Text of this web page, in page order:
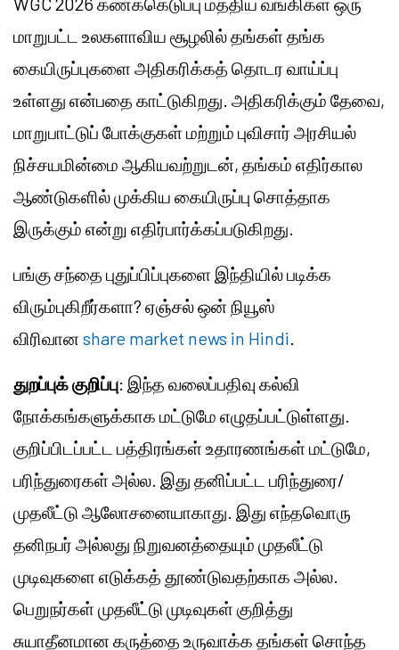
மாறுபட்ட உலகளாவிய சூழலில் தங்கள் தங்க
கையிருப்புகளை அதிகரிக்கத் தொடர வாய்ப்பு
உள்ளது என்பதை காட்டுகிறது. அதிகரிக்கும் தேவை,
மாறுபாட்டுப் போக்குகள் மற்றும் புவிசார் அரசியல்
நிச்சயமின்மை ஆகியவற்றுடன், தங்கம் எதிர்கால
ஆண்டுகளில் முக்கிய கையிருப்பு சொத்தாக
இருக்கும் என்று எதிர்பார்க்கப்படுகிறது.
பங்கு சந்தை புதுப்பிப்புகளை இந்தியில் படிக்க
விரும்புகிறீர்களா? ஏஞ்சல் ஒன் நியூஸ்
விரிவானshare market news in Hindi.
துறப்புக் குறிப்பு: இந்த வலைப்பதிவு கல்வி
நோக்கங்களுக்காக மட்டுமே எழுதப்பட்டுள்ளது.
குறிப்பிடப்பட்ட பத்திரங்கள் உதாரணங்கள் மட்டுமே,
பரிந்துரைகள் அல்ல. இது தனிப்பட்ட பரிந்துரை/
முதலீட்டு ஆலோசனையாகாது. இது எந்தவொரு
தனிநபர் அல்லது நிறுவனத்தையும் முதலீட்டு
முடிவுகளை எடுக்கத் தூண்டுவதற்காக அல்ல.
பெறுநர்கள் முதலீட்டு முடிவுகள் குறித்து
சுயாதீனமான கருத்தை உருவாக்க தங்கள் சொந்த